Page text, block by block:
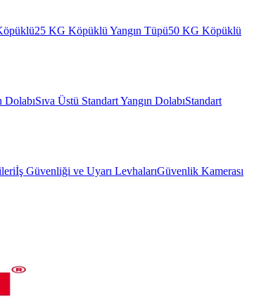
25 KG Köpüklü Yangın Tüpü50 KG Köpüklü
DolabıSıva Üstü Standart Yangın DolabıStandart
İş Güvenliği ve Uyarı LevhalarıGüvenlik Kamerası